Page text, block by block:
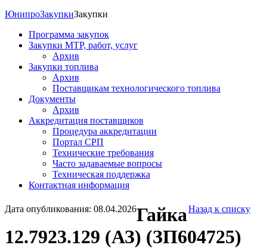
ЮнипроЗакупкиЗакупки
Программа закупок
Закупки МТР, работ, услуг
Архив
Закупки топлива
Архив
Поставщикам технологического топлива
Документы
Архив
Аккредитация поставщиков
Процедура аккредитации
Портал СРП
Технические требования
Часто задаваемые вопросы
Техническая поддержка
Контактная информация
Дата опубликования: 08.04.2026 Назад к списку
Гайка
12.7923.129 (АЗ) (ЗП604725)